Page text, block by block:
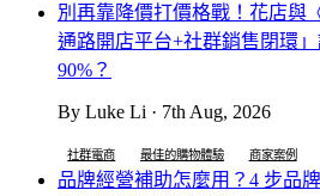
別再靠降價打價格戰！花店與
通路開店平台+社群銷售閉環
90%？
By Luke Li · 7th Aug, 2026
社群電商 最佳的購物體驗 商家案例
品牌經營補助怎麼用？4 步品